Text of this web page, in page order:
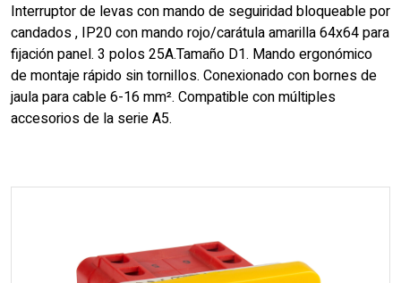
Interruptor de levas con mando de seguiridad bloqueable por
candados , IP20 con mando rojo/carátula amarilla 64x64 para
fijación panel. 3 polos 25A.Tamaño D1. Mando ergonómico
de montaje rápido sin tornillos. Conexionado con bornes de
jaula para cable 6-16 mm². Compatible con múltiples
accesorios de la serie A5.